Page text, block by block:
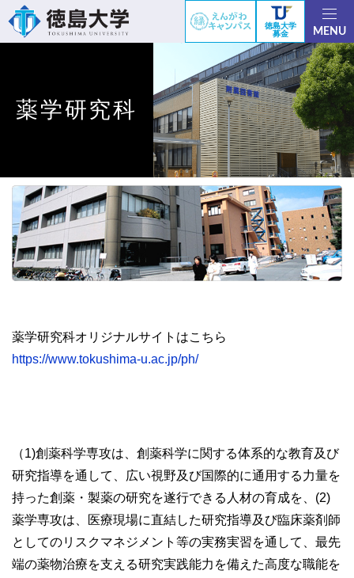
徳島大学
募金
MENU
薬学研究科
薬学研究科オリジナルサイトはこちら
https://www.tokushima-u.ac.jp/ph/
（1)創薬科学専攻は、創薬科学に関する体系的な教育及び
研究指導を通して、広い視野及び国際的に通用する力量を
持った創薬・製薬の研究を遂行できる人材の育成を、(2)
薬学専攻は、医療現場に直結した研究指導及び臨床薬剤師
としてのリスクマネジメント等の実務実習を通して、最先
端の薬物治療を支える研究実践能力を備えた高度な職能を